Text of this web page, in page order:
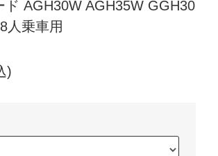
ド AGH30W AGH35W GGH30
人乗車用
)